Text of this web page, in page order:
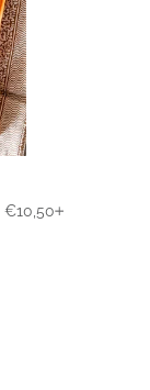
Normaler Preis
€10,50